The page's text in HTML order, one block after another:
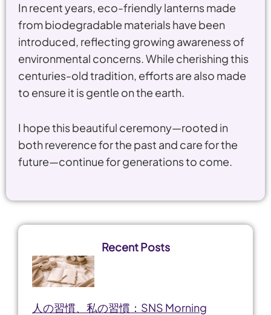
In recent years, eco-friendly lanterns made
from biodegradable materials have been
introduced, reflecting growing awareness of
environmental concerns. While cherishing this
centuries-old tradition, efforts are also made
to ensure it is gentle on the earth.
I hope this beautiful ceremony—rooted in
both reverence for the past and care for the
future—continue for generations to come.
Recent Posts
人の習慣、私の習慣：SNS Morning